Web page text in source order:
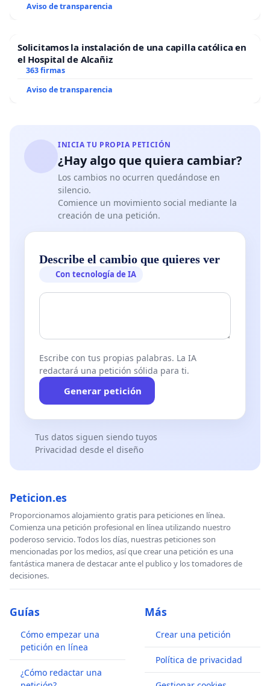
Aviso de transparencia
Solicitamos la instalación de una capilla católica en
el Hospital de Alcañiz
363 firmas
Aviso de transparencia
INICIA TU PROPIA PETICIÓN
¿Hay algo que quiera cambiar?
Los cambios no ocurren quedándose en
silencio.
Comience un movimiento social mediante la
creación de una petición.
Describe el cambio que quieres ver
Con tecnología de IA
Escribe con tus propias palabras. La IA
redactará una petición sólida para ti.
Generar petición
Tus datos siguen siendo tuyos
Privacidad desde el diseño
Peticion.es
Proporcionamos alojamiento gratis para peticiones en línea.
Comienza una petición profesional en línea utilizando nuestro
poderoso servicio. Todos los días, nuestras peticiones son
mencionadas por los medios, así que crear una petición es una
fantástica manera de destacar ante el publico y los tomadores de
decisiones.
Guías
Cómo empezar una
petición en línea
¿Cómo redactar una
Más
Crear una petición
Política de privacidad